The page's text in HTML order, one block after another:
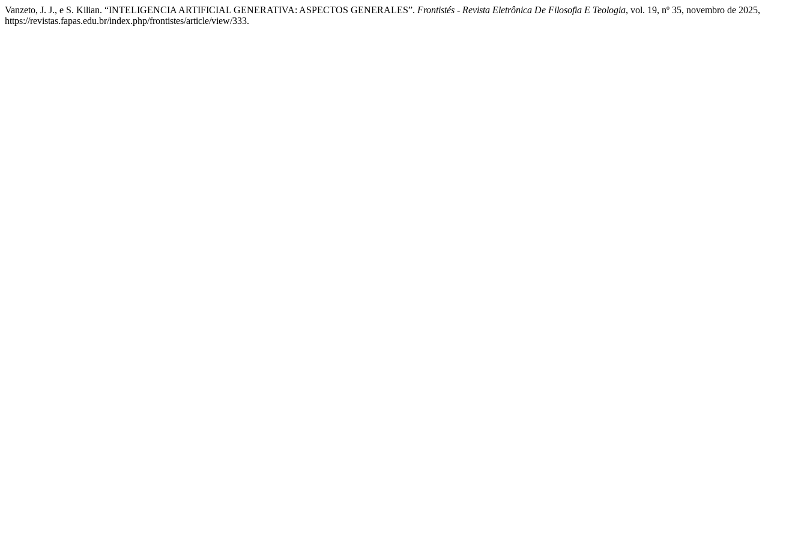
Vanzeto, J. J., e S. Kilian. “INTELIGENCIA ARTIFICIAL GENERATIVA: ASPECTOS GENERALES”. Frontistés - Revista Eletrônica De Filosofia E Teologia, vol. 19, nº 35, novembro de 2025,
https://revistas.fapas.edu.br/index.php/frontistes/article/view/333.